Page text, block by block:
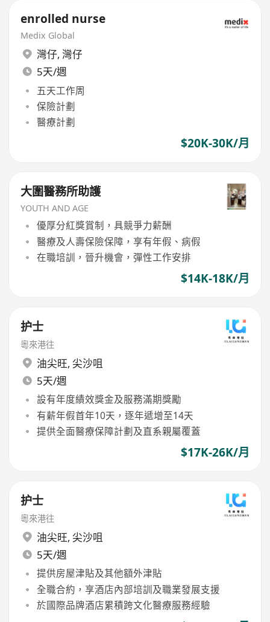
enrolled nurse
Medix Global
灣仔, 灣仔
5天/週
五天工作周
保險計劃
醫療計劃
$20K-30K/月
大圍醫務所助護
YOUTH AND AGE
優厚分紅獎賞制，具競爭力薪酬
醫療及人壽保險保障，享有年假、病假
在職培訓，晉升機會，彈性工作安排
$14K-18K/月
护士
粵來港往
油尖旺, 尖沙咀
5天/週
設有年度績效獎金及服務滿期獎勵
有薪年假首年10天，逐年遞增至14天
提供全面醫療保障計劃及直系親屬覆蓋
$17K-26K/月
护士
粵來港往
油尖旺, 尖沙咀
5天/週
提供房屋津貼及其他額外津貼
全職合約，享酒店內部培訓及職業發展支援
於國際品牌酒店累積跨文化醫療服務經驗